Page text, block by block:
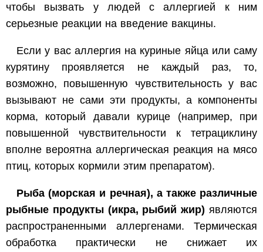
чтобы вызвать у людей с аллергией к ним
серьезные реакции на введение вакцины.
Если у вас аллергия на куриные яйца или саму
курятину проявляется не каждый раз, то,
возможно, повышенную чувствительность у вас
вызывают не сами эти продукты, а компоненты
корма, который давали курице (например, при
повышенной чувствительности к тетрациклину
вполне вероятна аллергическая реакция на мясо
птиц, которых кормили этим препаратом).
Рыба (морская и речная), а также различные
рыбные продукты (икра, рыбий жир) являются
распространенными аллергенами. Термическая
обработка практически не снижает их